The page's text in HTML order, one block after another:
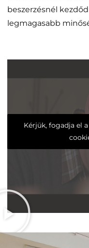
beszerzésnél
legmagasabb
Kérjük, fogadja el